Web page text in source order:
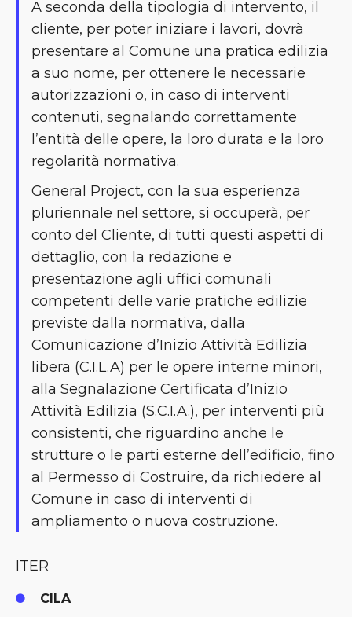
A seconda della tipologia di intervento, il
cliente, per poter iniziare i lavori, dovrà
presentare al Comune una pratica edilizia
a suo nome, per ottenere le necessarie
autorizzazioni o, in caso di interventi
contenuti, segnalando correttamente
l’entità delle opere, la loro durata e la loro
regolarità normativa.
General Project, con la sua esperienza
pluriennale nel settore, si occuperà, per
conto del Cliente, di tutti questi aspetti di
dettaglio, con la redazione e
presentazione agli uffici comunali
competenti delle varie pratiche edilizie
previste dalla normativa, dalla
Comunicazione d’Inizio Attività Edilizia
libera (C.I.L.A) per le opere interne minori,
alla Segnalazione Certificata d’Inizio
Attività Edilizia (S.C.I.A.), per interventi più
consistenti, che riguardino anche le
strutture o le parti esterne dell’edificio, fino
al Permesso di Costruire, da richiedere al
Comune in caso di interventi di
ampliamento o nuova costruzione.
ITER
CILA